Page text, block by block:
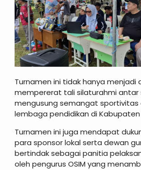
Turnamen ini tidak hanya
mempererat tali silaturahmi antar
mengusung semangat sportivitas
lembaga pendidikan di
Turnamen ini juga mendapat
para sponsor lokal serta dewan
bertindak sebagai panitia
oleh pengurus OSIM yang